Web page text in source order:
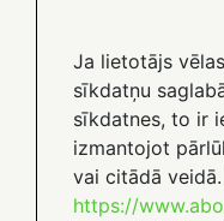
Ja lietotājs
sīkdatņu
sīkdatnes, to ir
izmantojot
vai citādā
https://